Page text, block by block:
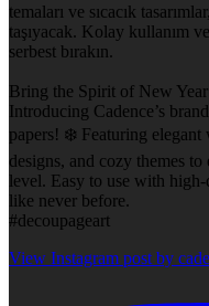
temaları ve sıcacık
taşıyacak. Kolay kullanım
serbest bırakın.
Bring the Spirit of New
Introducing Cadence’s
papers! ❄️ Featuring elegant
designs, and cozy themes
level. Easy to use with
like never before.
#decoupageart
View Instagram post by